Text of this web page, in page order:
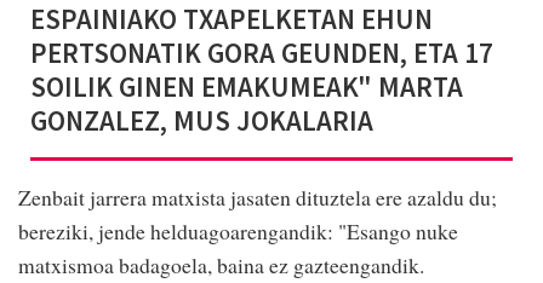
ESPAINIAKO TXAPELKETAN EHUN
PERTSONATIK GORA GEUNDEN, ETA 17
SOILIK GINEN EMAKUMEAK" MARTA
GONZALEZ, MUS JOKALARIA
Zenbait jarrera matxista jasaten dituztela ere azaldu du;
bereziki, jende helduagoarengandik: "Esango nuke
matxismoa badagoela, baina ez gazteengandik.